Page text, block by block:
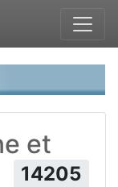
et
14205